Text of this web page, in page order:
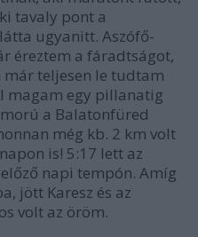
tavaly pont a
ugyanitt. Aszófő-
éreztem a fáradtságot,
teljesen le tudtam
magam egy pillanatig
a Balatonfüred
még kb. 2 km volt
is! 5:17 lett az
napi tempón. Amíg
jött Karesz és az
volt az öröm.